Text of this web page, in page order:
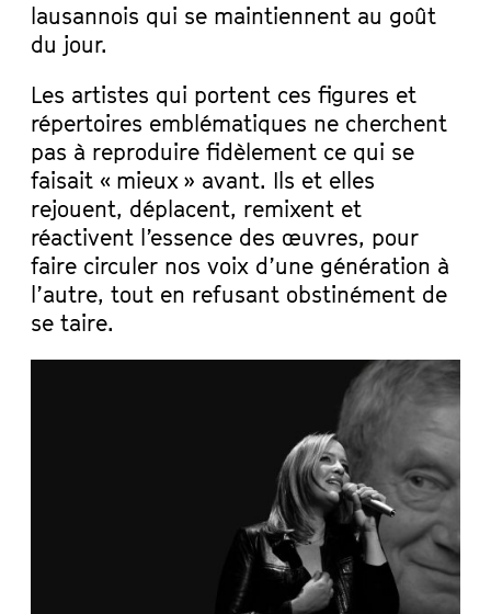
lausannois qui se maintiennent au goût
du jour.
Les artistes qui portent ces figures et
répertoires emblématiques ne cherchent
pas à reproduire fidèlement ce qui se
faisait « mieux » avant. Ils et elles
rejouent, déplacent, remixent et
réactivent l’essence des œuvres, pour
faire circuler nos voix d’une génération à
l’autre, tout en refusant obstinément de
se taire.